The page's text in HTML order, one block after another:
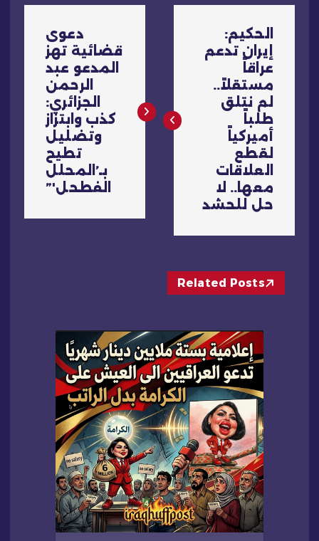
ص
ح
م
ق
الحكيم:
إيران تدعم
عراقاً
مستقلاً..
لم نتلق
طلباً
أميركياً
لقطع
العلاقات
معها.. لا
حل للحشد
دعوى
قضائية تهز
المدعو عبد
الرحمن
الجزائري:
كذب وابتزاز
وتضليل
تطيح
بـ’المحلل
الفطحل'”
Related Posts